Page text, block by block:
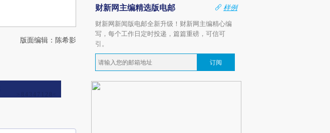
版面编辑：陈希影
财新网主编精选版电邮
样例
财新网新闻版电邮全新升级！财新网主编精心编
写，每个工作日定时投递，篇篇重磅，可信可
引。
订阅